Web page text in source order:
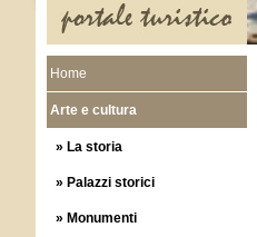
Home
Arte e cultura
» La storia
» Palazzi storici
» Monumenti